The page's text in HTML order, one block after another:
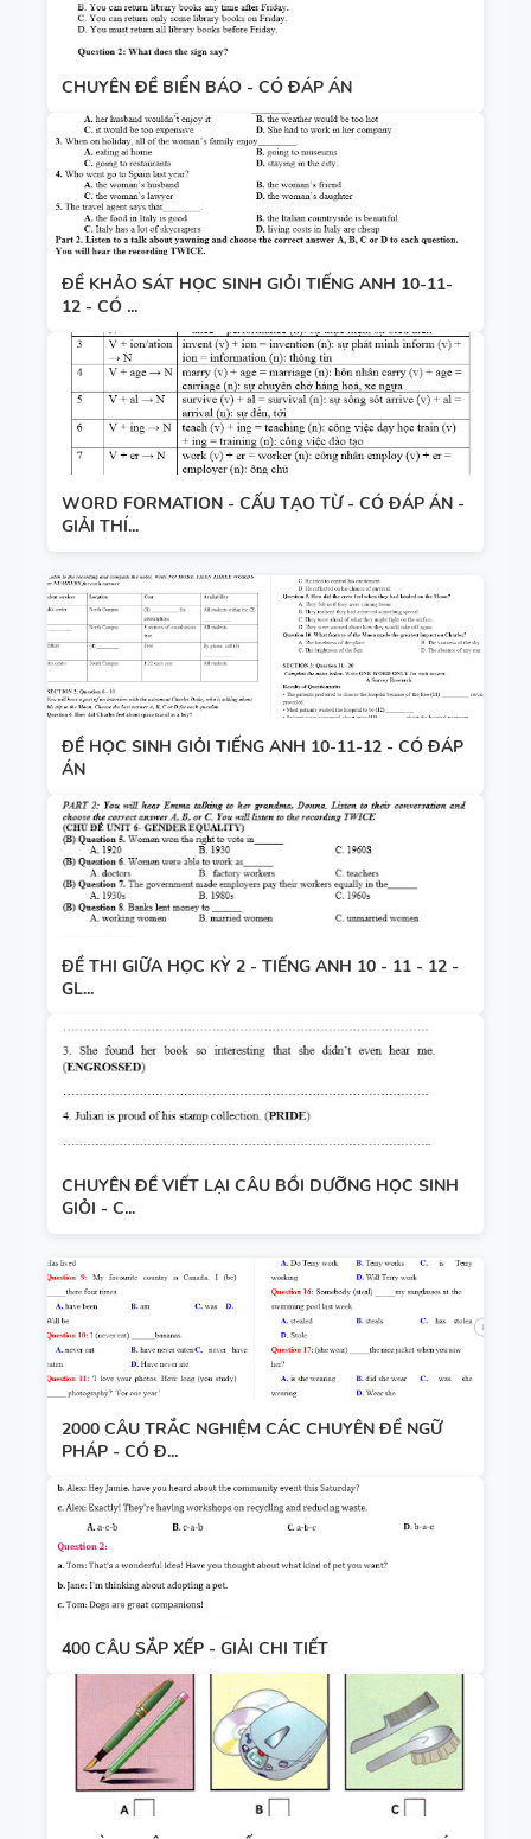
CHUYÊN ĐỀ BIỂN BÁO - CÓ ĐÁP ÁN
ĐỀ KHẢO SÁT HỌC SINH GIỎI TIẾNG ANH 10-11-
12 - CÓ ...
WORD FORMATION - CẤU TẠO TỪ - CÓ ĐÁP ÁN -
GIẢI THÍ...
ĐỀ HỌC SINH GIỎI TIẾNG ANH 10-11-12 - CÓ ĐÁP
ÁN
ĐỀ THI GIỮA HỌC KỲ 2 - TIẾNG ANH 10 - 11 - 12 -
GL...
CHUYÊN ĐỀ VIẾT LẠI CÂU BỒI DƯỠNG HỌC SINH
GIỎI - C...
2000 CÂU TRẮC NGHIỆM CÁC CHUYÊN ĐỀ NGỮ
PHÁP - CÓ Đ...
400 CÂU SẮP XẾP - GIẢI CHI TIẾT